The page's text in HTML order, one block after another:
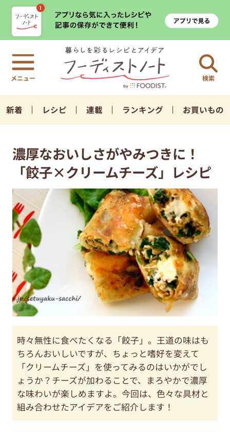
検索
新着 レシピ 連載 ランキング お買いもの
濃厚なおいしさがやみつきに！
「餃子×クリームチーズ」レシピ
時々無性に食べたくなる「餃子」。王道の味はも
ちろんおいしいですが、ちょっと嗜好を変えて
「クリームチーズ」を使ってみるのはいかがでし
ょうか？チーズが加わることで、まろやかで濃厚
な味わいが楽しめますよ。今回は、色々な具材と
組み合わせたアイデアをご紹介します！